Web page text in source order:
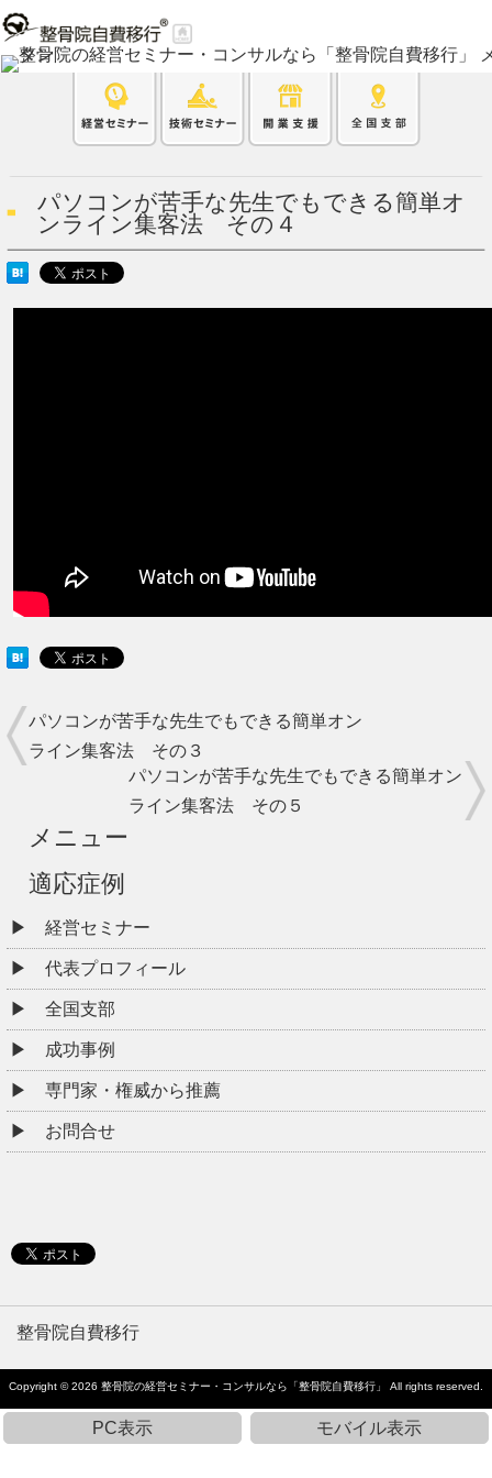
パソコンが苦手な先生でもできる簡単オ
ンライン集客法 その４
パソコンが苦手な先生でもできる簡単オン
ライン集客法 その３
パソコンが苦手な先生でもできる簡単オン
ライン集客法 その５
メニュー
適応症例
経営セミナー
代表プロフィール
全国支部
成功事例
専門家・権威から推薦
お問合せ
整骨院自費移行
Copyright © 2026 整骨院の経営セミナー・コンサルなら「整骨院自費移行」 All rights reserved.
PC表示 モバイル表示